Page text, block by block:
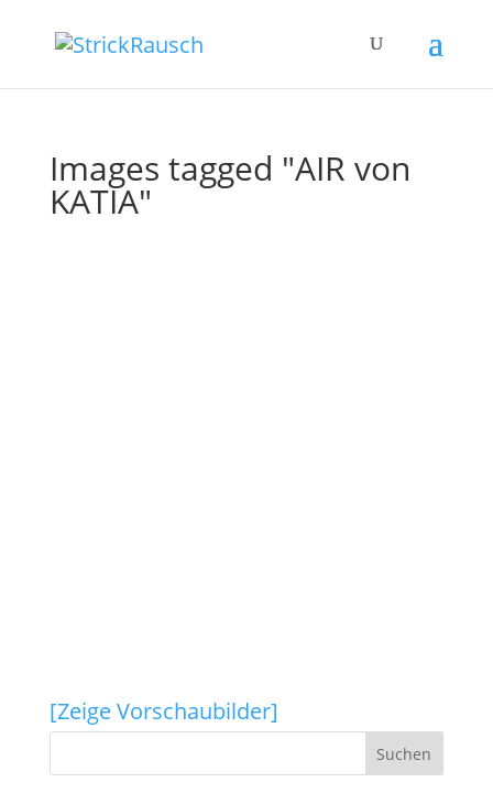
Images tagged "AIR von
KATIA"
[Zeige Vorschaubilder]